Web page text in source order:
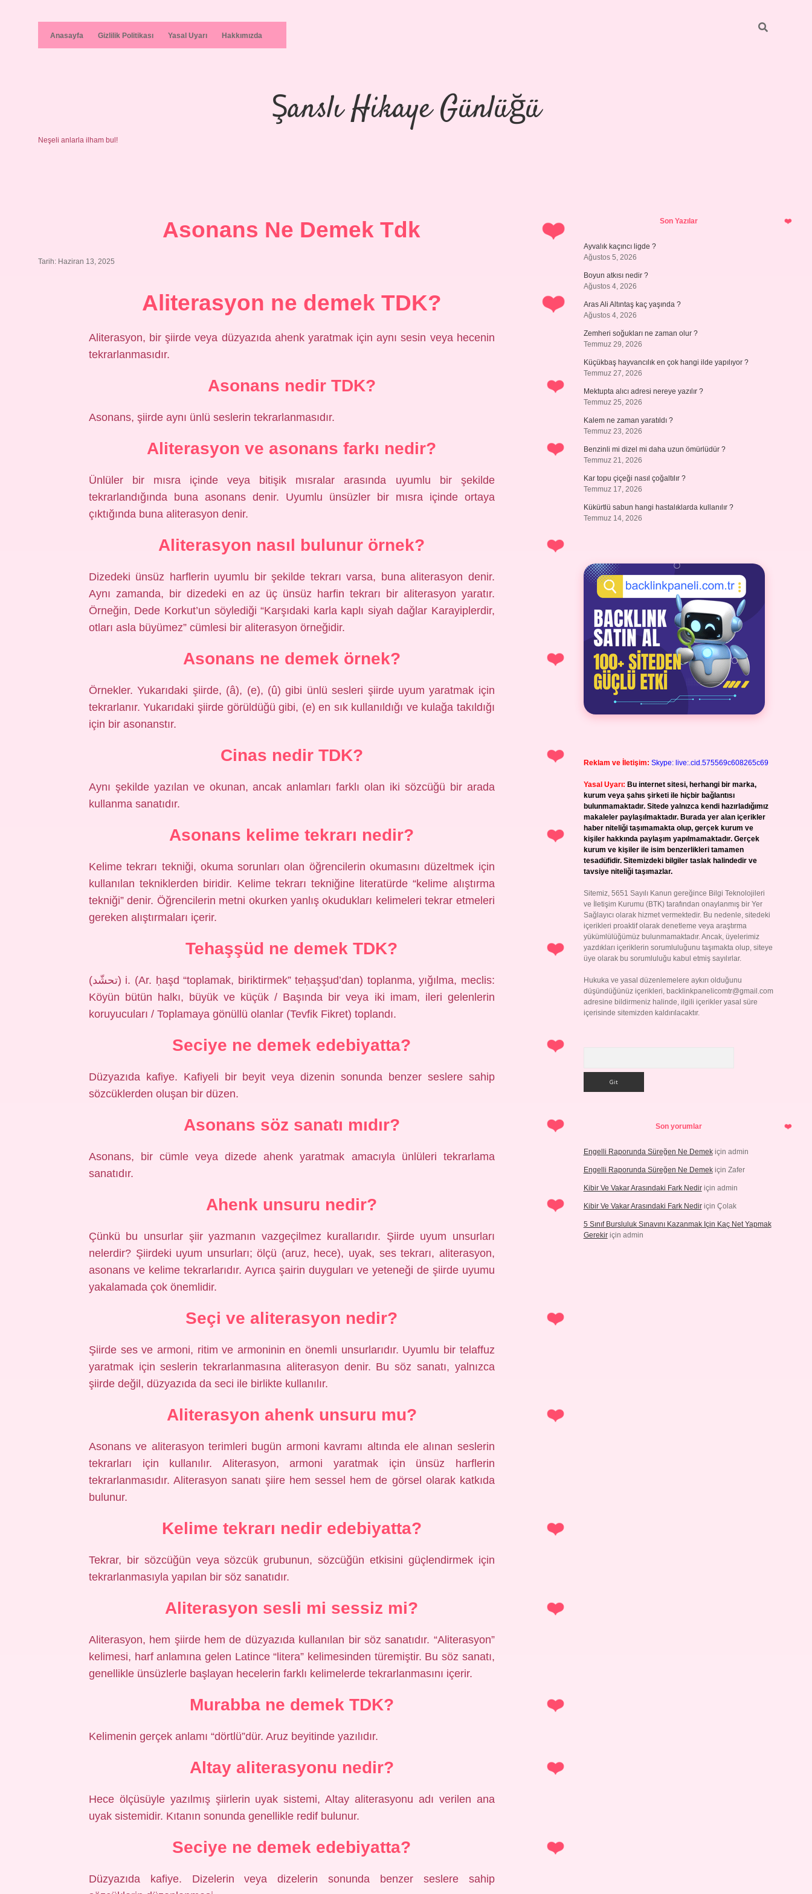
Anasayfa Gizlilik Politikası Yasal Uyarı Hakkımızda
Şanslı Hikaye Günlüğü
Neşeli anlarla ilham bul!
Asonans Ne Demek Tdk
Tarih: Haziran 13, 2025
Aliterasyon ne demek TDK?
Aliterasyon, bir şiirde veya düzyazıda ahenk yaratmak için aynı sesin veya hecenin
tekrarlanmasıdır.
Asonans nedir TDK?
Asonans, şiirde aynı ünlü seslerin tekrarlanmasıdır.
Aliterasyon ve asonans farkı nedir?
Ünlüler bir mısra içinde veya bitişik mısralar arasında uyumlu bir şekilde
tekrarlandığında buna asonans denir. Uyumlu ünsüzler bir mısra içinde ortaya
çıktığında buna aliterasyon denir.
Aliterasyon nasıl bulunur örnek?
Dizedeki ünsüz harflerin uyumlu bir şekilde tekrarı varsa, buna aliterasyon denir.
Aynı zamanda, bir dizedeki en az üç ünsüz harfin tekrarı bir aliterasyon yaratır.
Örneğin, Dede Korkut’un söylediği “Karşıdaki karla kaplı siyah dağlar Karayiplerdir,
otları asla büyümez” cümlesi bir aliterasyon örneğidir.
Asonans ne demek örnek?
Örnekler. Yukarıdaki şiirde, (â), (e), (û) gibi ünlü sesleri şiirde uyum yaratmak için
tekrarlanır. Yukarıdaki şiirde görüldüğü gibi, (e) en sık kullanıldığı ve kulağa takıldığı
için bir asonanstır.
Cinas nedir TDK?
Aynı şekilde yazılan ve okunan, ancak anlamları farklı olan iki sözcüğü bir arada
kullanma sanatıdır.
Asonans kelime tekrarı nedir?
Kelime tekrarı tekniği, okuma sorunları olan öğrencilerin okumasını düzeltmek için
kullanılan tekniklerden biridir. Kelime tekrarı tekniğine literatürde “kelime alıştırma
tekniği” denir. Öğrencilerin metni okurken yanlış okudukları kelimeleri tekrar etmeleri
gereken alıştırmaları içerir.
Tehaşşüd ne demek TDK?
(ﺗﺤﺸّﺪ) i. (Ar. ḥaşd “toplamak, biriktirmek” teḥaşşud’dan) toplanma, yığılma, meclis:
Köyün bütün halkı, büyük ve küçük / Başında bir veya iki imam, ileri gelenlerin
koruyucuları / Toplamaya gönüllü olanlar (Tevfik Fikret) toplandı.
Seciye ne demek edebiyatta?
Düzyazıda kafiye. Kafiyeli bir beyit veya dizenin sonunda benzer seslere sahip
sözcüklerden oluşan bir düzen.
Asonans söz sanatı mıdır?
Asonans, bir cümle veya dizede ahenk yaratmak amacıyla ünlüleri tekrarlama
sanatıdır.
Ahenk unsuru nedir?
Çünkü bu unsurlar şiir yazmanın vazgeçilmez kurallarıdır. Şiirde uyum unsurları
nelerdir? Şiirdeki uyum unsurları; ölçü (aruz, hece), uyak, ses tekrarı, aliterasyon,
asonans ve kelime tekrarlarıdır. Ayrıca şairin duyguları ve yeteneği de şiirde uyumu
yakalamada çok önemlidir.
Seçi ve aliterasyon nedir?
Şiirde ses ve armoni, ritim ve armoninin en önemli unsurlarıdır. Uyumlu bir telaffuz
yaratmak için seslerin tekrarlanmasına aliterasyon denir. Bu söz sanatı, yalnızca
şiirde değil, düzyazıda da seci ile birlikte kullanılır.
Aliterasyon ahenk unsuru mu?
Asonans ve aliterasyon terimleri bugün armoni kavramı altında ele alınan seslerin
tekrarları için kullanılır. Aliterasyon, armoni yaratmak için ünsüz harflerin
tekrarlanmasıdır. Aliterasyon sanatı şiire hem sessel hem de görsel olarak katkıda
bulunur.
Kelime tekrarı nedir edebiyatta?
Tekrar, bir sözcüğün veya sözcük grubunun, sözcüğün etkisini güçlendirmek için
tekrarlanmasıyla yapılan bir söz sanatıdır.
Aliterasyon sesli mi sessiz mi?
Aliterasyon, hem şiirde hem de düzyazıda kullanılan bir söz sanatıdır. “Aliterasyon”
kelimesi, harf anlamına gelen Latince “litera” kelimesinden türemiştir. Bu söz sanatı,
genellikle ünsüzlerle başlayan hecelerin farklı kelimelerde tekrarlanmasını içerir.
Murabba ne demek TDK?
Kelimenin gerçek anlamı “dörtlü”dür. Aruz beyitinde yazılıdır.
Altay aliterasyonu nedir?
Hece ölçüsüyle yazılmış şiirlerin uyak sistemi, Altay aliterasyonu adı verilen ana
uyak sistemidir. Kıtanın sonunda genellikle redif bulunur.
Seciye ne demek edebiyatta?
Düzyazıda kafiye. Dizelerin veya dizelerin sonunda benzer seslere sahip
SidebarSon Yazılar
Ayvalık kaçıncı ligde ?
Ağustos 5, 2026
Boyun atkısı nedir ?
Ağustos 4, 2026
Aras Ali Altıntaş kaç yaşında ?
Ağustos 4, 2026
Zemheri soğukları ne zaman olur ?
Temmuz 29, 2026
Küçükbaş hayvancılık en çok hangi ilde yapılıyor ?
Temmuz 27, 2026
Mektupta alıcı adresi nereye yazılır ?
Temmuz 25, 2026
Kalem ne zaman yaratıldı ?
Temmuz 23, 2026
Benzinli mi dizel mi daha uzun ömürlüdür ?
Temmuz 21, 2026
Kar topu çiçeği nasıl çoğaltılır ?
Temmuz 17, 2026
Kükürtlü sabun hangi hastalıklarda kullanılır ?
Temmuz 14, 2026
Reklam ve İletişim: Skype: live:.cid.575569c608265c69
Yasal Uyarı: Bu internet sitesi, herhangi bir marka,
kurum veya şahıs şirketi ile hiçbir bağlantısı
bulunmamaktadır. Sitede yalnızca kendi hazırladığımız
makaleler paylaşılmaktadır. Burada yer alan içerikler
haber niteliği taşımamakta olup, gerçek kurum ve
kişiler hakkında paylaşım yapılmamaktadır. Gerçek
kurum ve kişiler ile isim benzerlikleri tamamen
tesadüfidir. Sitemizdeki bilgiler taslak halindedir ve
tavsiye niteliği taşımazlar.
Sitemiz, 5651 Sayılı Kanun gereğince Bilgi Teknolojileri
ve İletişim Kurumu (BTK) tarafından onaylanmış bir Yer
Sağlayıcı olarak hizmet vermektedir. Bu nedenle, sitedeki
içerikleri proaktif olarak denetleme veya araştırma
yükümlülüğümüz bulunmamaktadır. Ancak, üyelerimiz
yazdıkları içeriklerin sorumluluğunu taşımakta olup, siteye
üye olarak bu sorumluluğu kabul etmiş sayılırlar.
Hukuka ve yasal düzenlemelere aykırı olduğunu
düşündüğünüz içerikleri, backlinkpanelicomtr@gmail.com
adresine bildirmeniz halinde, ilgili içerikler yasal süre
içerisinde sitemizden kaldırılacaktır.
Son yorumlar
Engelli Raporunda Süreğen Ne Demekiçin admin
Engelli Raporunda Süreğen Ne Demekiçin Zafer
Kibir Ve Vakar Arasındaki Fark Nediriçin admin
Kibir Ve Vakar Arasındaki Fark Nediriçin Çolak
5 Sınıf Bursluluk Sınavını Kazanmak Için Kaç Net Yapmak
Gerekiriçin admin